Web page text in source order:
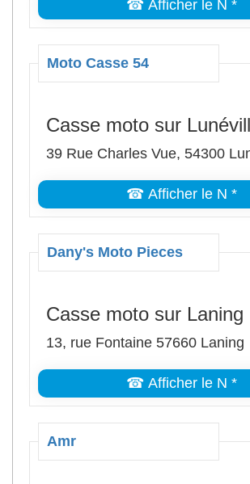
☎ Afficher le N *
Moto Casse 54
Casse moto sur
39 Rue Charles Vue, 54300
☎ Afficher le N *
Dany's Moto Pieces
Casse moto sur Laning
13, rue Fontaine 57660 Laning
☎ Afficher le N *
Amr